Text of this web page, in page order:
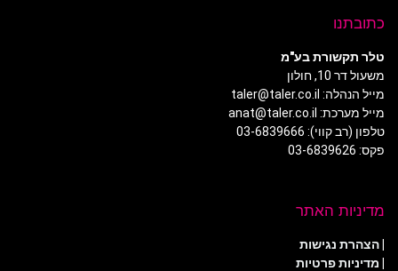
כתובתנו
טלר תקשורת בע"מ
משעול דר 10, חולון
מייל הנהלה: taler@taler.co.il
מייל מערכת: anat@taler.co.il
טלפון (רב קווי): 03-6839666
פקס: 03-6839626
מדיניות האתר
הצהרת נגישות
מדיניות פרטיות